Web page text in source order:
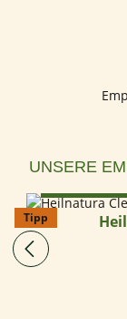
Produktgalerie
UNSERE
Tipp